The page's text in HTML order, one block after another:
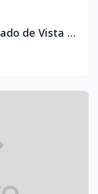
Terrenos de oportunidad al lado de Vista Cana